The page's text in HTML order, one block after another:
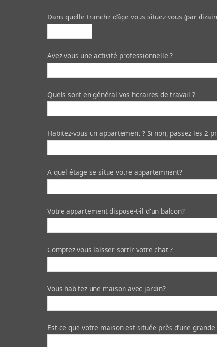
Dans quelle tranche d’âge vous situez-vous (par
Avez-vous une activité professionnelle ?
Quels sont en général vos horaires de travail ?
Habitez-vous un appartement ? Si non, passez les 2
A quel étage se situe votre appartemnent?
Votre appartement dispose-t-il d'un balcon?
Comptez-vous laisser sortir votre chat ?
Vous habitez une maison avec jardin?
Est-ce que votre maison est située près d’une